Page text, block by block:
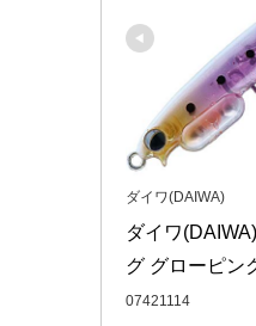
ダイワ(DAIWA)
ダイワ
グ グローピン
07421114